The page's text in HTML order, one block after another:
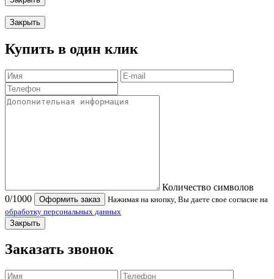
Закрыть
Купить в один клик
Количество символов
0/1000 Оформить заказ
Нажимая на кнопку, Вы даете свое согласие на
обработку персональных данных
Закрыть
Заказать звонок